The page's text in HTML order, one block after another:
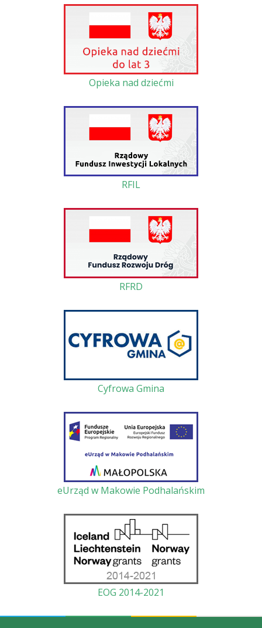
Opieka nad dziećmi
RFIL
RFRD
Cyfrowa Gmina
eUrząd w Makowie Podhalańskim
EOG 2014-2021